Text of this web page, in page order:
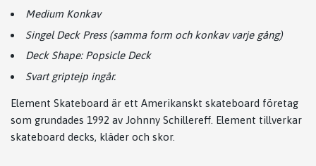
Medium Konkav
Singel Deck Press (samma form och konkav varje gång)
Deck Shape: Popsicle Deck
Svart griptejp ingår.
Element Skateboard är ett Amerikanskt skateboard företag
som grundades 1992 av Johnny Schillereff. Element tillverkar
skateboard decks, kläder och skor.